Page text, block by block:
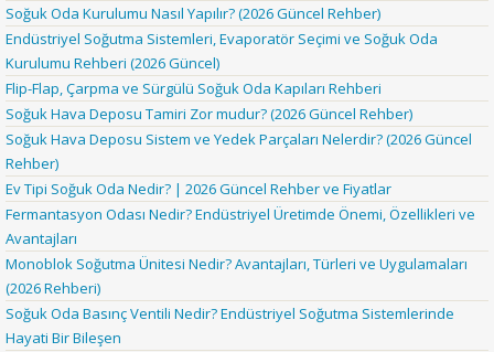
Soğuk Oda Kurulumu Nasıl Yapılır? (2026 Güncel Rehber)
Endüstriyel Soğutma Sistemleri, Evaporatör Seçimi ve Soğuk Oda
Kurulumu Rehberi (2026 Güncel)
Flip-Flap, Çarpma ve Sürgülü Soğuk Oda Kapıları Rehberi
Soğuk Hava Deposu Tamiri Zor mudur? (2026 Güncel Rehber)
Soğuk Hava Deposu Sistem ve Yedek Parçaları Nelerdir? (2026 Güncel
Rehber)
Ev Tipi Soğuk Oda Nedir? | 2026 Güncel Rehber ve Fiyatlar
Fermantasyon Odası Nedir? Endüstriyel Üretimde Önemi, Özellikleri ve
Avantajları
Monoblok Soğutma Ünitesi Nedir? Avantajları, Türleri ve Uygulamaları
(2026 Rehberi)
Soğuk Oda Basınç Ventili Nedir? Endüstriyel Soğutma Sistemlerinde
Hayati Bir Bileşen